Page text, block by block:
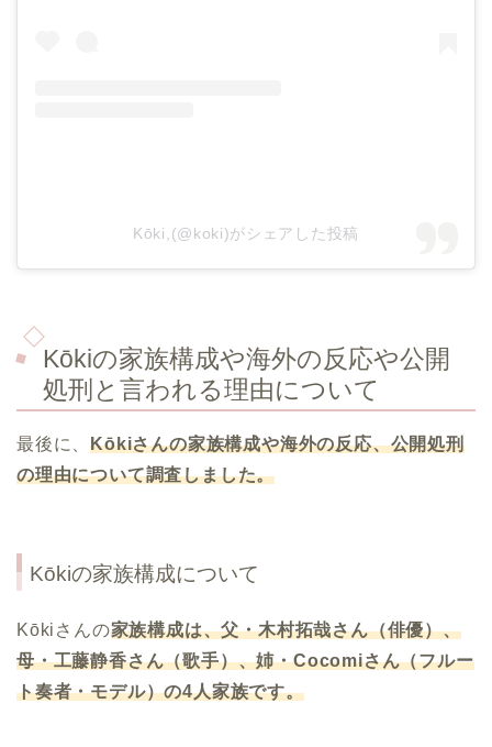
Kōki,(@koki)がシェアした投稿
Kōkiの家族構成や海外の反応や公開
処刑と言われる理由について
最後に、Kōkiさんの家族構成や海外の反応、公開処刑
の理由について調査しました。
Kōkiの家族構成について
Kōkiさんの家族構成は、父・木村拓哉さん（俳優）、
母・工藤静香さん（歌手）、姉・Cocomiさん（フルー
ト奏者・モデル）の4人家族です。